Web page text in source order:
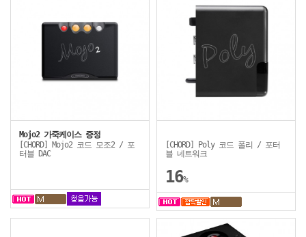
Mojo2 가죽케이스 증정
[CHORD] Mojo2 코드 모조2 / 포
터블 DAC
[CHORD] Poly 코드 폴리 / 포터
블 네트워크
16%